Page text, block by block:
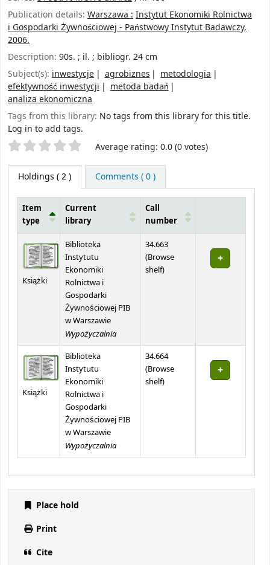
Publication details: Warszawa :Instytut Ekonomiki Rolnictwa
i Gospodarki Żywnościowej - Państwowy Instytut Badawczy,
2006.
Description: 90s. ; il. ; bibliogr. 24 cm
Subject(s): inwestycje agrobiznes
metodologia
efektywność inwestycji
metoda badań
analiza ekonomiczna
Tags from this library: No tags from this library for this title.
Log in to add tags.
Star ratings Average rating: 0.0 (0 votes)
Holdings ( 2 ) Comments ( 0 )
Item
type
Current
library
Call
number
Książki
Biblioteka
Instytutu
Ekonomiki
Rolnictwa i
Gospodarki
Żywnościowej PIB
w Warszawie
Wypożyczalnia
34.663
(Browse
shelf(Opens below)
)
Książki
Biblioteka
Instytutu
Ekonomiki
Rolnictwa i
Gospodarki
Żywnościowej PIB
w Warszawie
Wypożyczalnia
34.664
(Browse
shelf(Opens below)
)
Place hold
Print
Cite